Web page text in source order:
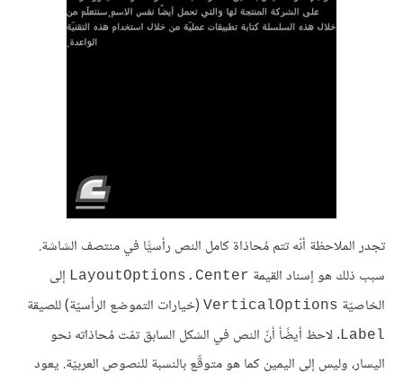
تجدر الملاحظة أنّه تتم مُحاذاة كامل النص رأسيًّا في منتصف الشاشة.
سبب ذلك هو إسناد القيمة LayoutOptions.Center إلى
الخاصيّة VerticalOptions (خيارات التموضع الرأسيّة) للصيقة
Label. لاحظ أيضًأ أنّ النص في الشكل السابق تمّت مُحاذاته نحو
اليسار، وليس إلى اليمين كما هو متوقّع بالنسبة للنصوص العربيّة. يعود